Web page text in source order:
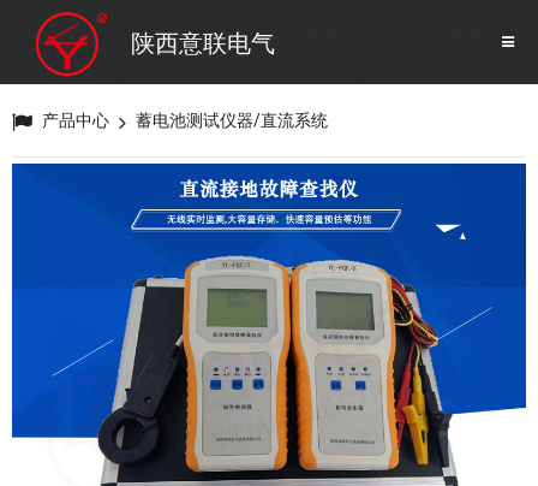
继电保护/互感器试验设备
电力安全工器具
蓄电池测试仪器/直流系统
自动化
陕西意联电气
产品中心 蓄电池测试仪器/直流系统